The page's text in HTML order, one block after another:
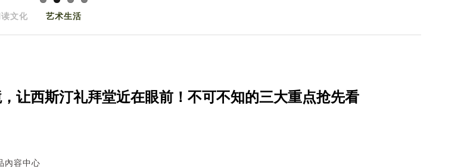
文化 艺术生活
让西斯汀礼拜堂近在眼前！不可不知的三大重点抢先看
內容中心